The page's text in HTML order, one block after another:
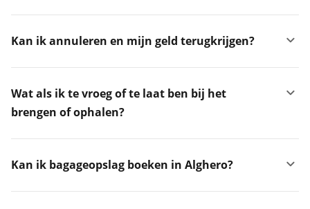
Kan ik annuleren en mijn geld terugkrijgen?
Wat als ik te vroeg of te laat ben bij het
brengen of ophalen?
Kan ik bagageopslag boeken in Alghero?